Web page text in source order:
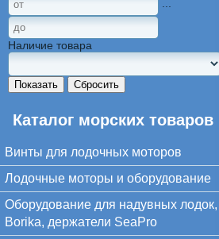
...
Наличие товара
Показать Сбросить
Каталог морских товаров
Винты для лодочных моторов
Лодочные моторы и оборудование
Оборудование для надувных лодок,
Borika, держатели SeaPro